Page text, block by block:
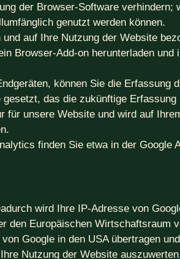
der Browser-Software
genutzt werden können.
auf Ihre Nutzung der Website
Browser-Add-on herunterladen und
können Sie die Erfassung
das die zukünftige
unsere Website und wird auf
finden Sie etwa in der Google
wird Ihre IP-Adresse von
den Europäischen Wirtschaftsraum
Google in den USA übertragen
Nutzung der Website